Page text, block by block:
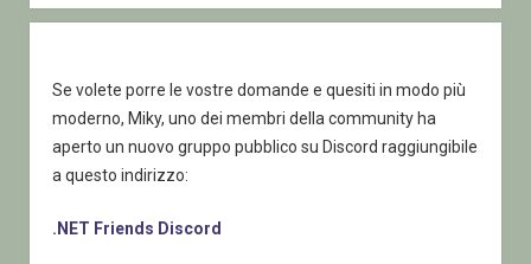
Se volete porre le vostre domande e quesiti in modo più
moderno, Miky, uno dei membri della community ha
aperto un nuovo gruppo pubblico su Discord raggiungibile
a questo indirizzo:
.NET Friends Discord